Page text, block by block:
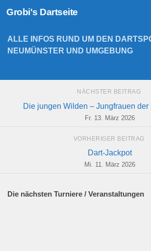
Zum Inhalt springen
Grobi's Dartseite
ALLE INFOS RUND UM DEN
NEUMÜNSTER UND UMGEBUNG
NÄCHSTER BEITRAG
Die jungen Wilden – Jungfrauen
Fr. 13. März 2026
VORHERIGER BEITRAG
Dart-Jackpot
Mi. 11. März 2026
Die nächsten Turniere / Veranstaltungen